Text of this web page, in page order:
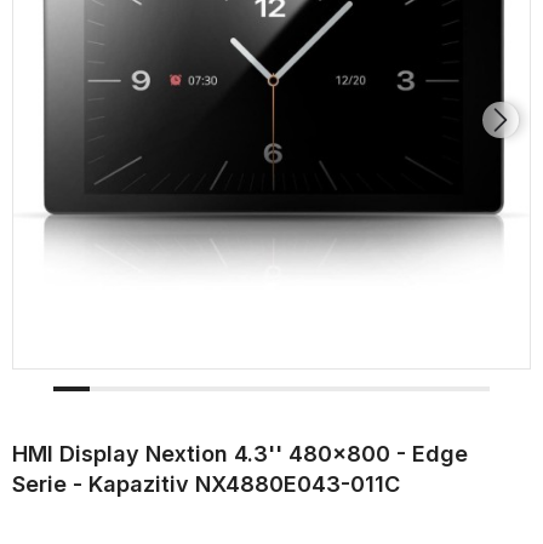
HMI Display Nextion 4.3'' 480x800 - Edge
Serie - Kapazitiv NX4880E043-011C